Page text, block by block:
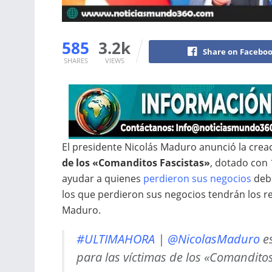
585
SHARES
3.2k
VIEWS
Share on
El presidente Nicolás Maduro anunció la
de los «Comanditos Fascistas», dotado con
ayudar a quienes perdieron sus negocios
los que perdieron sus negocios tendrán los
Maduro.
#ULTIMAHORA | @NicolasMaduro
para las víctimas de los